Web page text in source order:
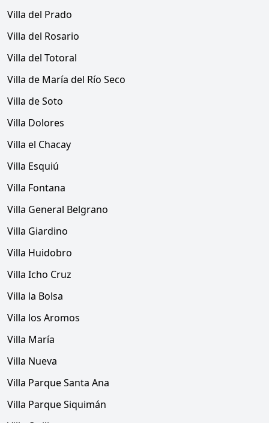
Villa del Prado
Villa del Rosario
Villa del Totoral
Villa de María del Río Seco
Villa de Soto
Villa Dolores
Villa el Chacay
Villa Esquiú
Villa Fontana
Villa General Belgrano
Villa Giardino
Villa Huidobro
Villa Icho Cruz
Villa la Bolsa
Villa los Aromos
Villa María
Villa Nueva
Villa Parque Santa Ana
Villa Parque Siquimán